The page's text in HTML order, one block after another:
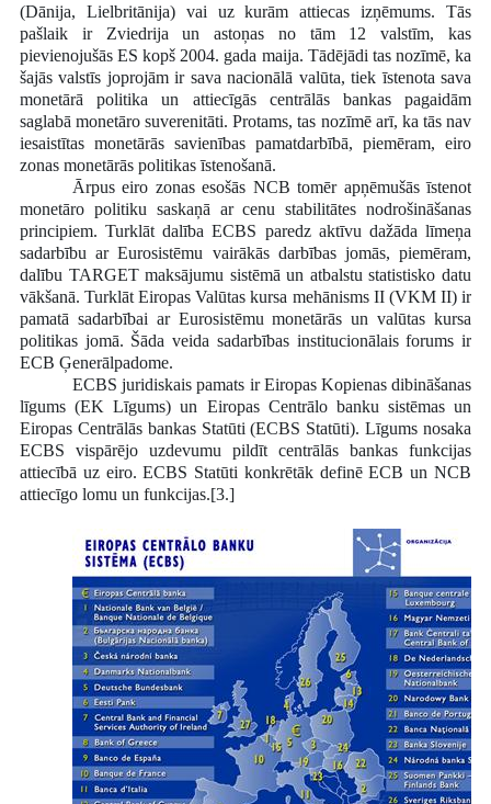
(Dānija, Lielbritānija) vai uz kurām attiecas izņēmums. Tās
pašlaik ir Zviedrija un astoņas no tām 12 valstīm, kas
pievienojušās ES kopš 2004. gada maija. Tādējādi tas nozīmē, ka
šajās valstīs joprojām ir sava nacionālā valūta, tiek īstenota sava
monetārā politika un attiecīgās centrālās bankas pagaidām
saglabā monetāro suverenitāti. Protams, tas nozīmē arī, ka tās nav
iesaistītas monetārās savienības pamatdarbībā, piemēram, eiro
zonas monetārās politikas īstenošanā.
Ārpus eiro zonas esošās NCB tomēr apņēmušās īstenot
monetāro politiku saskaņā ar cenu stabilitātes nodrošināšanas
principiem. Turklāt dalība ECBS paredz aktīvu dažāda līmeņa
sadarbību ar Eurosistēmu vairākās darbības jomās, piemēram,
dalību TARGET maksājumu sistēmā un atbalstu statistisko datu
vākšanā. Turklāt Eiropas Valūtas kursa mehānisms II (VKM II) ir
pamatā sadarbībai ar Eurosistēmu monetārās un valūtas kursa
politikas jomā. Šāda veida sadarbības institucionālais forums ir
ECB Ģenerālpadome.
ECBS juridiskais pamats ir Eiropas Kopienas dibināšanas
līgums (EK Līgums) un Eiropas Centrālo banku sistēmas un
Eiropas Centrālās bankas Statūti (ECBS Statūti). Līgums nosaka
ECBS vispārējo uzdevumu pildīt centrālās bankas funkcijas
attiecībā uz eiro. ECBS Statūti konkrētāk definē ECB un NCB
attiecīgo lomu un funkcijas.[3.]